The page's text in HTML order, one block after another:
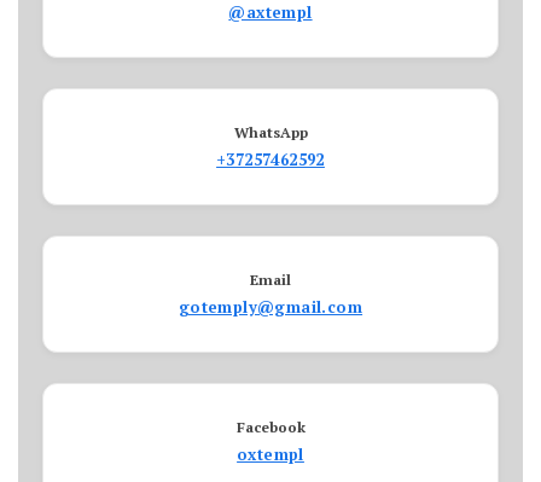
@axtempl
WhatsApp
+37257462592
Email
gotemply@gmail.com
Facebook
oxtempl